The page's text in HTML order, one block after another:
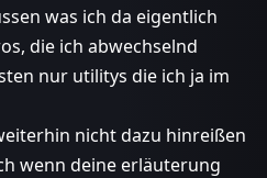
was ich da eigentlich
die ich abwechselnd
nur utilitys die ich ja im
nicht dazu hinreißen
wenn deine erläuterung